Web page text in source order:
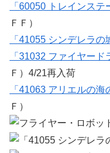
「60050 トレインステ
ＦＦ）
「41055 シンデレラの
「31032 ファイヤード
Ｆ）4/21再入荷
「41063 アリエルの海
Ｆ）